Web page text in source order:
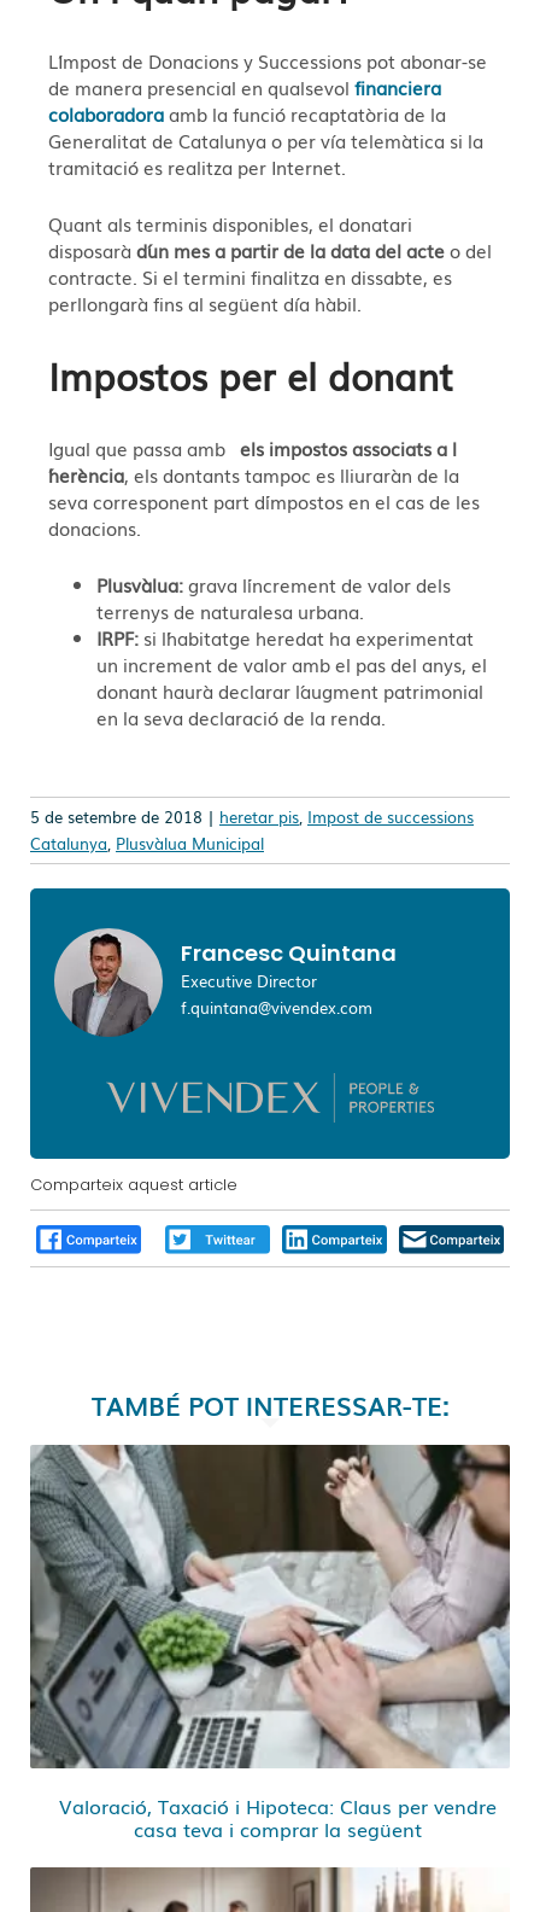
L´Impost de Donacions y Successions pot abonar-se
de manera presencial en qualsevol financiera
colaboradoraamb la funció recaptatòria de la
Generalitat de Catalunya o per vía telemàtica si la
tramitació es realitza per Internet.
Quant als terminis disponibles, el donatari
disposarà d´un mes a partir de la data del acteo del
contracte. Si el termini finalitza en dissabte, es
perllongarà fins al següent día hàbil.
Impostos per el donant
Igual que passa amb els impostos associats a l
´herència, els dontants tampoc es lliuraràn de la
seva corresponent part d´impostos en el cas de les
donacions.
Plusvàlua:grava l´increment de valor dels
terrenys de naturalesa urbana.
IRPF: si l´habitatge heredat ha experimentat
un increment de valor amb el pas del anys, el
donant haurà declarar l´augment patrimonial
en la seva declaració de la renda.
5 de setembre de 2018 | heretar pis, Impost de successions
Catalunya, Plusvàlua Municipal
Francesc Quintana
Executive Director
f.quintana@vivendex.com
Comparteix aquest article
TAMBÉ POT INTERESSAR-TE:
Valoració, Taxació i Hipoteca: Claus per vendre
casa teva i comprar la següent